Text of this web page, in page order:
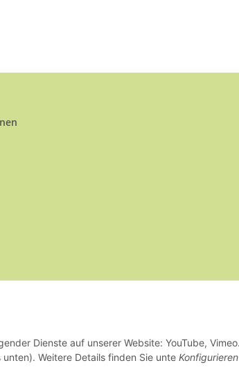
Dienste auf unserer Website: YouTube,
Weitere Details finden Sie unte Konfigurieren